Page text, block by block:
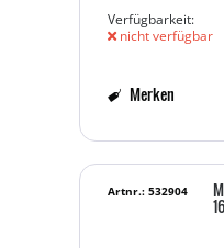
Verfügbarkeit:
nicht verfügbar
Merken
Artnr.: 532904